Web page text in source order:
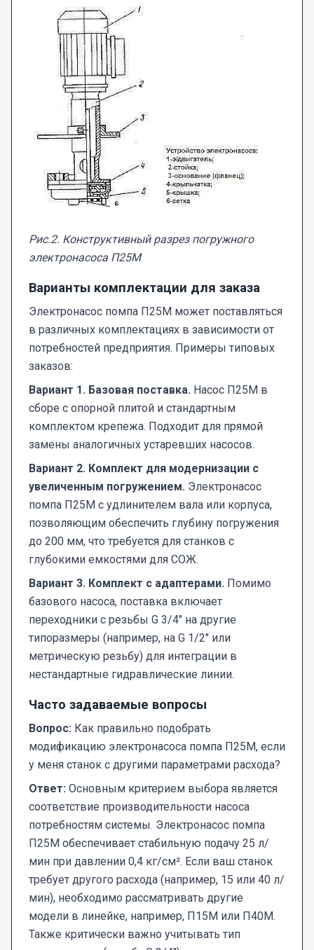
Рис.2. Конструктивный разрез погружного
электронасоса П25М
Варианты комплектации для заказа
Электронасос помпа П25М может поставляться
в различных комплектациях в зависимости от
потребностей предприятия. Примеры типовых
заказов:
Вариант 1. Базовая поставка. Насос П25М в
сборе с опорной плитой и стандартным
комплектом крепежа. Подходит для прямой
замены аналогичных устаревших насосов.
Вариант 2. Комплект для модернизации с
увеличенным погружением. Электронасос
помпа П25М с удлинителем вала или корпуса,
позволяющим обеспечить глубину погружения
до 200 мм, что требуется для станков с
глубокими емкостями для СОЖ.
Вариант 3. Комплект с адаптерами. Помимо
базового насоса, поставка включает
переходники с резьбы G 3/4" на другие
типоразмеры (например, на G 1/2" или
метрическую резьбу) для интеграции в
нестандартные гидравлические линии.
Часто задаваемые вопросы
Вопрос: Как правильно подобрать
модификацию электронасоса помпа П25М, если
у меня станок с другими параметрами расхода?
Ответ: Основным критерием выбора является
соответствие производительности насоса
потребностям системы. Электронасос помпа
П25М обеспечивает стабильную подачу 25 л/
мин при давлении 0,4 кг/см². Если ваш станок
требует другого расхода (например, 15 или 40 л/
мин), необходимо рассматривать другие
модели в линейке, например, П15М или П40М.
Также критически важно учитывать тип